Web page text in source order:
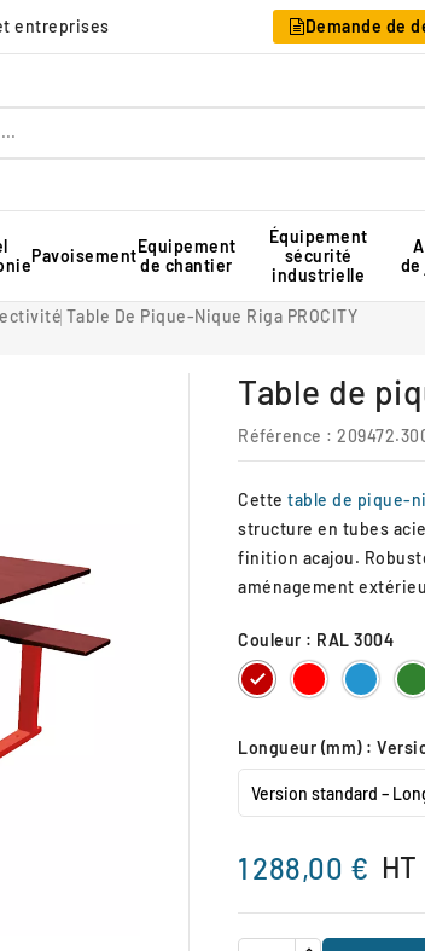
entreprises Demande de
PavoisementEquipement
de chantier
Équipement
sécurité
industrielle
de
Table De Pique-Nique Riga PROCITY
Table de
Référence :
Cette table de pique-
structure en tubes
finition acajou.
aménagement
Couleur : RAL 3004
RAL
3004
RAL
3020
RAL
5010
Longueur (mm) :
1 288,00 € HT